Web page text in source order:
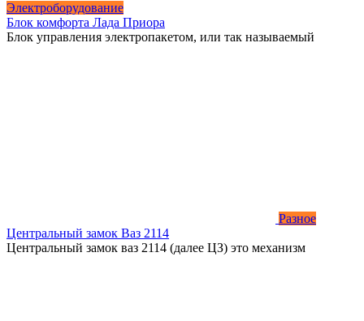
Электроборудование
Блок комфорта Лада Приора
Блок управления электропакетом, или так называемый
Разное
Центральный замок Ваз 2114
Центральный замок ваз 2114 (далее ЦЗ) это механизм